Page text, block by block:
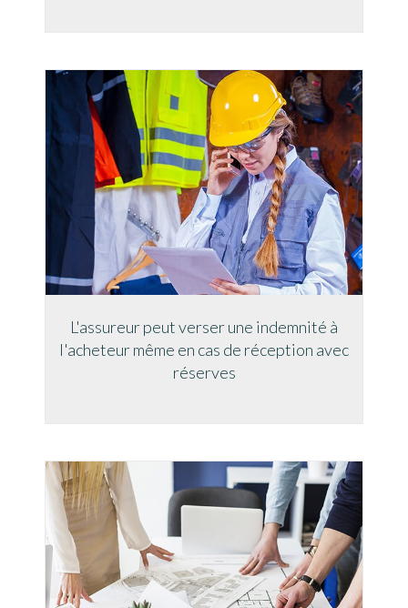
L'assureur peut verser une indemnité à
l'acheteur même en cas de réception avec
réserves